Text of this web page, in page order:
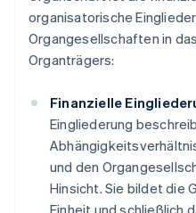
organisatorische
Organgesellschaften in
Organträgers:
Finanzielle
Eingliederung
und den
Hinsicht. Sie bildet die